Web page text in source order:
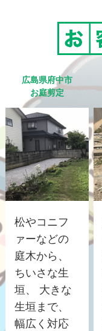
広島県府中市
お庭剪定
松やコニフ
ァーなどの
庭木から、
ちいさな生
垣、 大きな
生垣まで、
幅広く対応